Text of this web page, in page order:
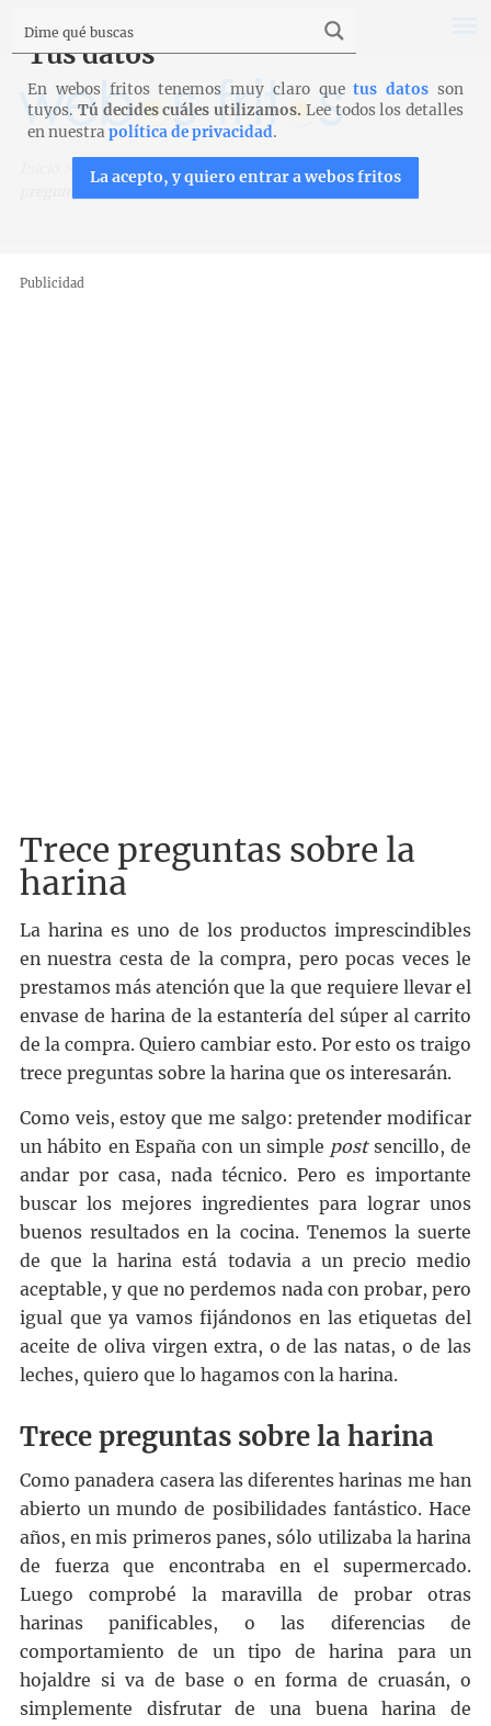
Trucos, técnicas y productos Productos >Trece
preguntas sobre la harina
Publicidad
Trece preguntas sobre la
harina
La harina es uno de los productos imprescindibles
en nuestra cesta de la compra, pero pocas veces le
prestamos más atención que la que requiere llevar el
envase de harina de la estantería del súper al carrito
de la compra. Quiero cambiar esto. Por esto os traigo
trece preguntas sobre la harina que os interesarán.
Como veis, estoy que me salgo: pretender modificar
un hábito en España con un simple postsencillo, de
andar por casa, nada técnico. Pero es importante
buscar los mejores ingredientes para lograr unos
buenos resultados en la cocina. Tenemos la suerte
de que la harina está todavia a un precio medio
aceptable, y que no perdemos nada con probar, pero
igual que ya vamos fijándonos en las etiquetas del
aceite de oliva virgen extra, o de las natas, o de las
leches, quiero que lo hagamos con la harina.
Trece preguntas sobre la harina
Como panadera casera las diferentes harinas me han
abierto un mundo de posibilidades fantástico. Hace
años, en mis primeros panes, sólo utilizaba la harina
de fuerza que encontraba en el supermercado.
Luego comprobé la maravilla de probar otras
harinas panificables, o las diferencias de
comportamiento de un tipo de harina para un
hojaldre si va de base o en forma de cruasán, o
simplemente disfrutar de una buena harina de
Tus datos
En webos fritos tenemos muy claro quetus datos son
tuyos. Tú decides cuáles utilizamos. Lee todos los detalles
en nuestrapolítica de privacidad.
La acepto, y quiero entrar a webos fritos